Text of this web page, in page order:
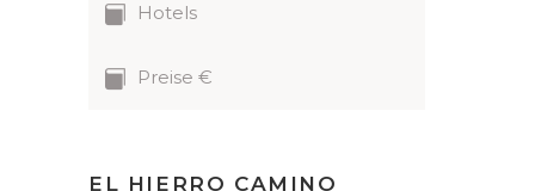
Hotels
Preise €
EL HIERRO CAMINO